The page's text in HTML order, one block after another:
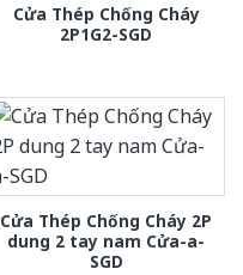
Cửa Thép Chống Cháy
2P1G2-SGD
Cửa Thép Chống Cháy 2P
dung 2 tay nam Cửa-a-
SGD